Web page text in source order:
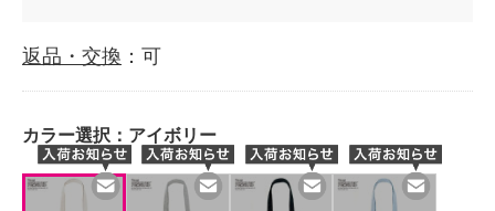
返品・交換 ：可
カラー選択： アイボリー